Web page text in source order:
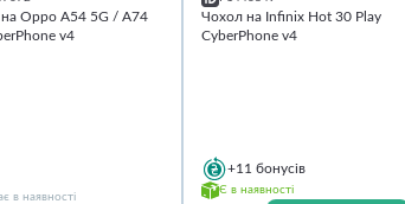
Oppo A54 5G / A74
v4
в наявності
Чохол на Infinix Hot 30 Play
CyberPhone v4
+11 бонусів
Є в наявності